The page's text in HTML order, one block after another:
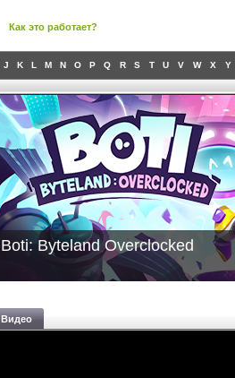
Как это работает?
J K L M N O P Q R S T U V W X Y
Boti: Byteland Overclocked
Видео